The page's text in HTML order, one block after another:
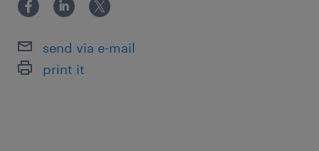
technologiques stimulants, tout en apportant
opérations courantes.
send via e-mail
print it